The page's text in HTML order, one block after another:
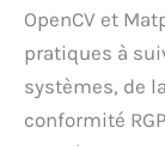
OpenCV et
pratiques à
systèmes, de
conformité